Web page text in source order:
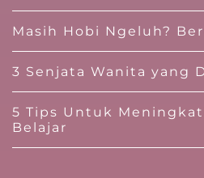
Masih Hobi Ngeluh?
3 Senjata Wanita yang
5 Tips Untuk
Belajar